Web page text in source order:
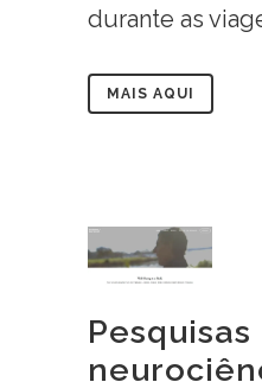
durante as
MAIS AQUI
Pesquisas